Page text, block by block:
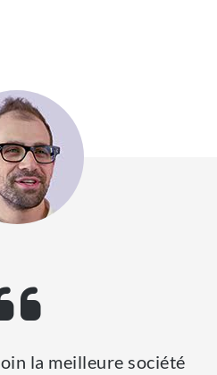
la meilleure société